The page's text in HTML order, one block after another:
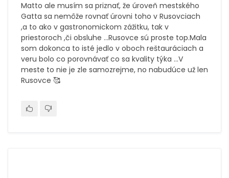
Matto ale musím sa priznať, že úroveň mestského
Gatta sa nemôže rovnať úrovni toho v Rusovciach
,a to ako v gastronomickom zážitku, tak v
priestoroch ,či obsluhe ...Rusovce sú proste top.Mala
som dokonca to isté jedlo v oboch reštauráciach a
veru bolo co porovnávať co sa kvality týka ...V
meste to nie je zle samozrejme, no nabudúce už len
Rusovce 🥰